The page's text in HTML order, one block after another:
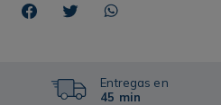
Entregas en
45 min